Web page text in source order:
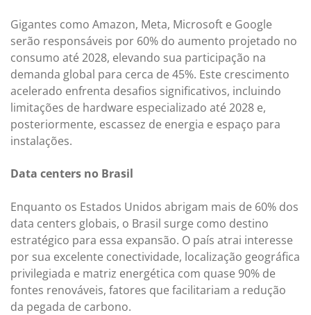
Gigantes como Amazon, Meta, Microsoft e Google
serão responsáveis por 60% do aumento projetado no
consumo até 2028, elevando sua participação na
demanda global para cerca de 45%. Este crescimento
acelerado enfrenta desafios significativos, incluindo
limitações de hardware especializado até 2028 e,
posteriormente, escassez de energia e espaço para
instalações.
Data centers no Brasil
Enquanto os Estados Unidos abrigam mais de 60% dos
data centers globais, o Brasil surge como destino
estratégico para essa expansão. O país atrai interesse
por sua excelente conectividade, localização geográfica
privilegiada e matriz energética com quase 90% de
fontes renováveis, fatores que facilitariam a redução
da pegada de carbono.